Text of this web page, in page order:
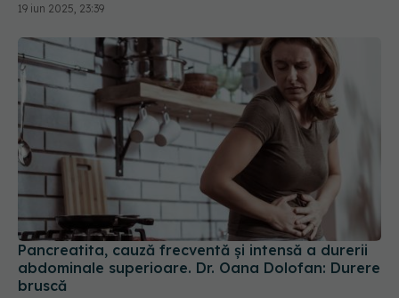
19 iun 2025, 23:39
Pancreatita, cauză frecventă și intensă a durerii
abdominale superioare. Dr. Oana Dolofan: Durere
bruscă